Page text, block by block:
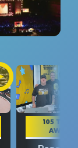
105 TAKE
AWAY